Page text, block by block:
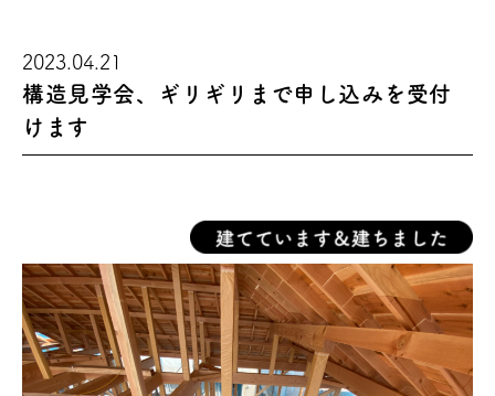
2023.04.21
構造見学会、ギリギリまで申し込みを受付
けます